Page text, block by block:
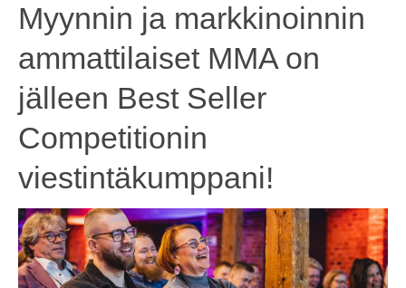
Myynnin ja markkinoinnin
ammattilaiset MMA on
jälleen Best Seller
Competitionin
viestintäkumppani!